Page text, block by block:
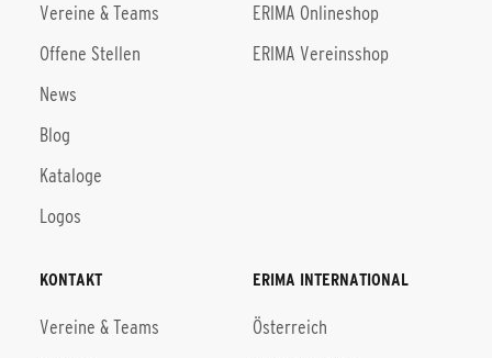
Vereine & Teams
Offene Stellen
News
Blog
Kataloge
Logos
ERIMA Onlineshop
ERIMA Vereinsshop
KONTAKT
Vereine & Teams
ERIMA INTERNATIONAL
Österreich